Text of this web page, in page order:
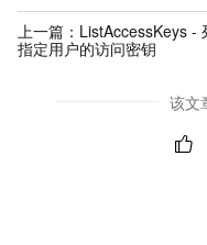
上一篇： ListAccessKeys -
指定用户的访问密钥
该文